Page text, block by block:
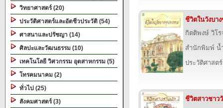
วิทยาศาสตร์ (20)
ประวัติศาสตร์และอัตชีวประวัติ (54)
ศาสนาและปรัชญา (14)
ศิลปะและวัฒนธรรม (10)
เทคโนโลยี วิศวกรรม อุตสาหกรรม (5)
โทรคมนาคม (2)
ทั่วไป (25)
สังคมศาสตร์ (3)
ชีวิตในวังบา
กิตติพงษ์ วิโ
สำนักพิมพ์ น้
ประวัติศาสต
ชีวิตสาวชาว